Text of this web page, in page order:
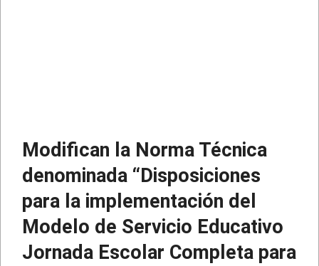
Modifican la Norma Técnica
denominada “Disposiciones
para la implementación del
Modelo de Servicio Educativo
Jornada Escolar Completa para